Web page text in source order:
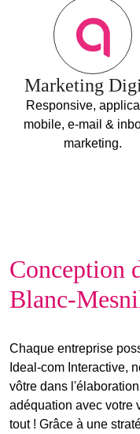
Marketing
Responsive,
mobile, e-mail &
marketing.
Conception
Blanc-
Chaque entreprise
Ideal-com Interactive,
vôtre dans
adéquation avec votre
tout ! Grâce à une